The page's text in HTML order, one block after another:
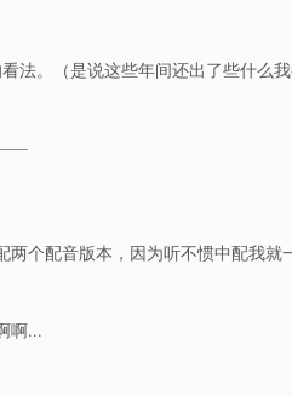
法。（是说这些年间还出了些什么
——
个配音版本，因为听不惯中配我就
啊...